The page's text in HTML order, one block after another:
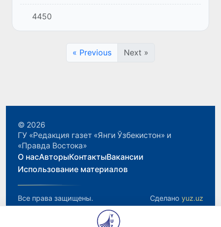
состоится заседание Совета глав
правительств государств – участников
Содружества Независимых Государств (СГП
4450
« Previous Next »
© 2026
ГУ «Редакция газет «Янги Ўзбекистон» и
«Правда Востока»
О насАвторыКонтактыВакансии
Использование материалов
Все права защищены. Сделано yuz.uz